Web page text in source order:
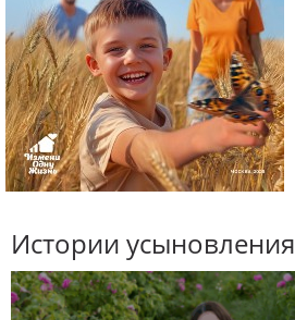
Истории усыновления